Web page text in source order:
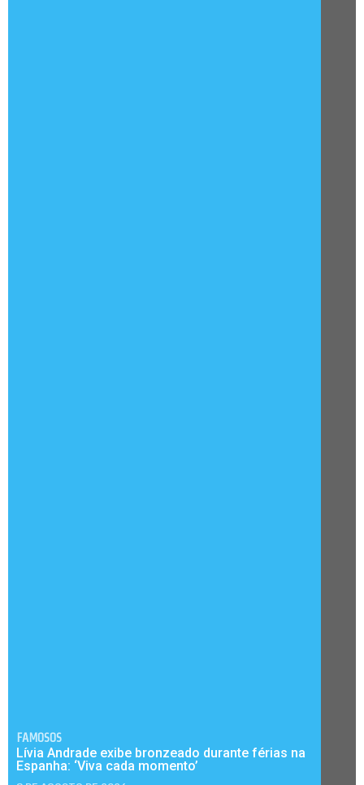
FAMOSOS
Lívia Andrade exibe bronzeado durante férias na
Espanha: ‘Viva cada momento’